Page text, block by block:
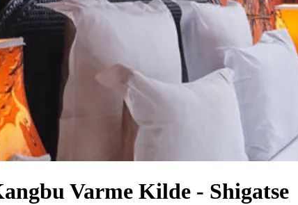
Varme Kilde - Shigatse